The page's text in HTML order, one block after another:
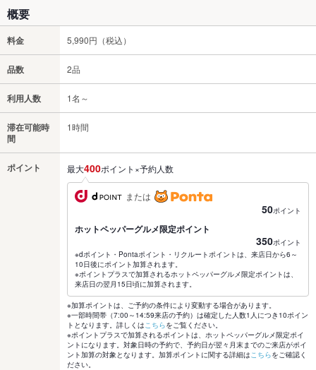
概要
料金 5,990円（税込）
品数 2品
利用人数 1名～
滞在可能時
間
1時間
ポイント 最大400ポイント×予約人数
または
50ポイント
ホットペッパーグルメ限定ポイント
350ポイント
※dポイント・Pontaポイント・リクルートポイントは、来店日から6～
10日後にポイント加算されます。
※ポイントプラスで加算されるホットペッパーグルメ限定ポイントは、
来店日の翌月15日頃に加算されます。
※加算ポイントは、ご予約の条件により変動する場合があります。
※一部時間帯（7:00～14:59来店の予約）は確定した人数1人につき10ポイン
トとなります。詳しくはこちらをご覧ください。
※ポイントプラスで加算されるポイントは、ホットペッパーグルメ限定ポイ
ントになります。対象日時の予約で、予約日が翌々月末までのご来店がポイ
ント加算の対象となります。加算ポイントに関する詳細はこちらをご確認く
ださい。